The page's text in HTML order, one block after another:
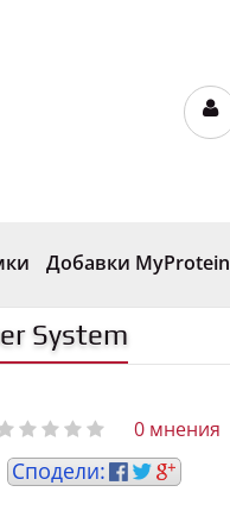
Добавки MyProtein
System
0 мнения